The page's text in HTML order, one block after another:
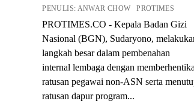
PENULIS: ANWAR CHOW PROTIMES
PROTIMES.CO - Kepala Badan Gizi
Nasional (BGN), Sudaryono,
langkah besar dalam pembenahan
internal lembaga dengan
ratusan pegawai non-ASN serta
ratusan dapur program...